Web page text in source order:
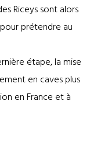
Riceys sont alors
prétendre au
étape, la mise
en caves plus
en France et à